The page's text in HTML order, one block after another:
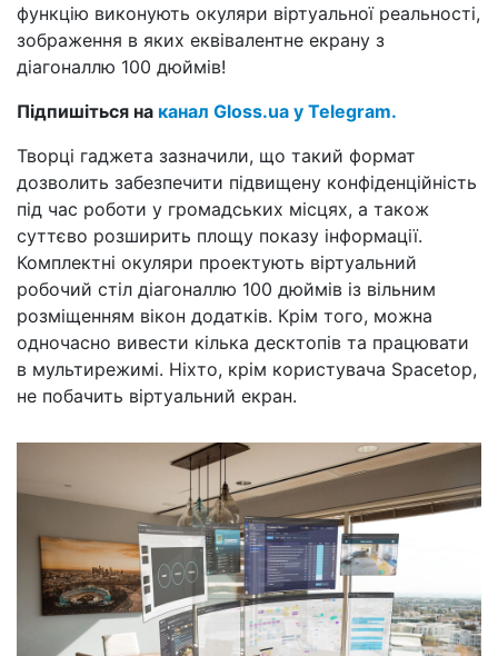
функцію виконують окуляри віртуальної реальності,
зображення в яких еквівалентне екрану з
діагоналлю 100 дюймів!
Підпишіться на канал Gloss.ua у Telegram.
Творці гаджета зазначили, що такий формат
дозволить забезпечити підвищену конфіденційність
під час роботи у громадських місцях, а також
суттєво розширить площу показу інформації.
Комплектні окуляри проектують віртуальний
робочий стіл діагоналлю 100 дюймів із вільним
розміщенням вікон додатків. Крім того, можна
одночасно вивести кілька десктопів та працювати
в мультирежимі. Ніхто, крім користувача Spacetop,
не побачить віртуальний екран.